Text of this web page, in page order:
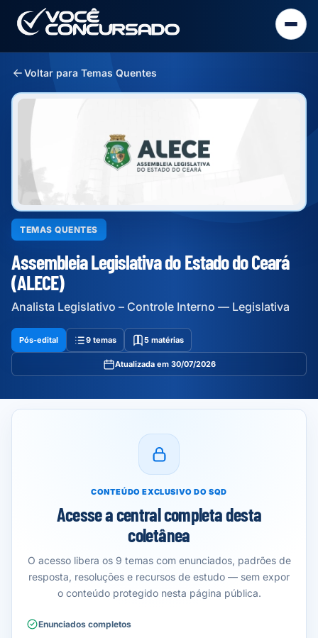
Voltar para Temas Quentes
TEMAS QUENTES
Assembleia Legislativa do Estado do Ceará
(ALECE)
Analista Legislativo – Controle Interno — Legislativa
Pós-edital 9 temas 5 matérias
Atualizada em 30/07/2026
CONTEÚDO EXCLUSIVO DO SQD
Acesse a central completa desta
coletânea
O acesso libera os 9 temas com enunciados, padrões de
resposta, resoluções e recursos de estudo — sem expor
o conteúdo protegido nesta página pública.
Enunciados completos